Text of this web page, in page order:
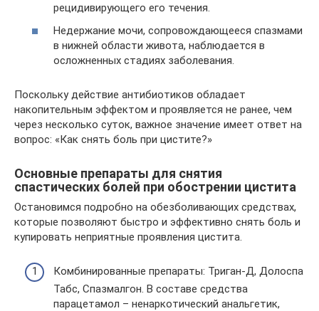
рецидивирующего его течения.
Недержание мочи, сопровождающееся спазмами
в нижней области живота, наблюдается в
осложненных стадиях заболевания.
Поскольку действие антибиотиков обладает
накопительным эффектом и проявляется не ранее, чем
через несколько суток, важное значение имеет ответ на
вопрос: «Как снять боль при цистите?»
Основные препараты для снятия
спастических болей при обострении цистита
Остановимся подробно на обезболивающих средствах,
которые позволяют быстро и эффективно снять боль и
купировать неприятные проявления цистита.
Комбинированные препараты: Триган-Д, Долоспа
Табс, Спазмалгон. В составе средства
парацетамол – ненаркотический анальгетик,